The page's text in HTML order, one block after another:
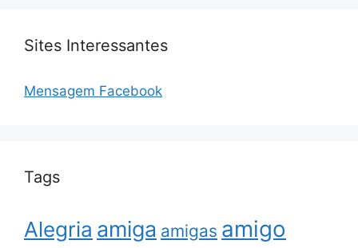
Sites Interessantes
Mensagem Facebook
Tags
Alegria amiga amigas amigo